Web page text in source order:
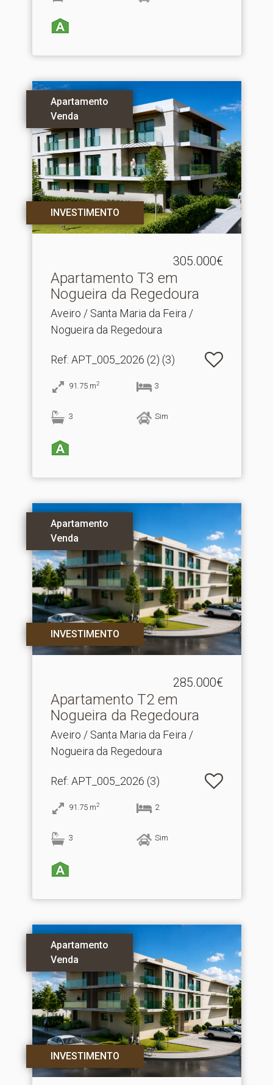
Apartamento
Venda
INVESTIMENTO
305.000€
Apartamento T3 em
Nogueira da Regedoura
Aveiro / Santa Maria da Feira /
Nogueira da Regedoura
Ref: APT_005_2026 (2) (3)
91.75 m2 3
3 Sim
Apartamento
Venda
INVESTIMENTO
285.000€
Apartamento T2 em
Nogueira da Regedoura
Aveiro / Santa Maria da Feira /
Nogueira da Regedoura
Ref: APT_005_2026 (3)
91.75 m2 2
3 Sim
Apartamento
Venda
INVESTIMENTO